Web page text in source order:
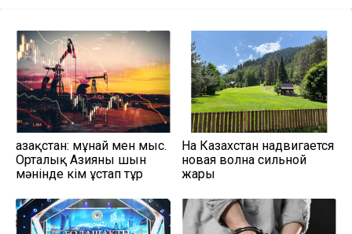
Қазақстан: мұнай мен мыс.
Орталық Азияны шын
мәнінде кім ұстап тұр
На Казахстан надвигается
новая волна сильной
жары